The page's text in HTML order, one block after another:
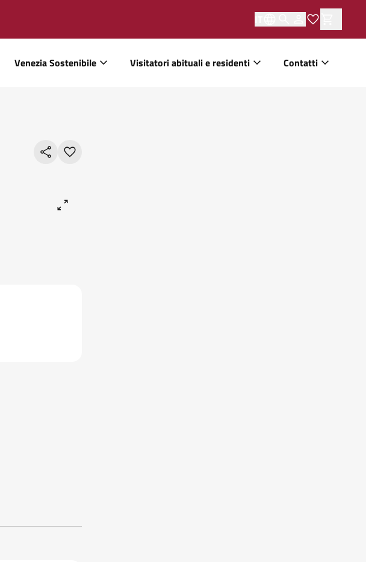
Venezia Sostenibile Visitatori abituali e residenti Contatti